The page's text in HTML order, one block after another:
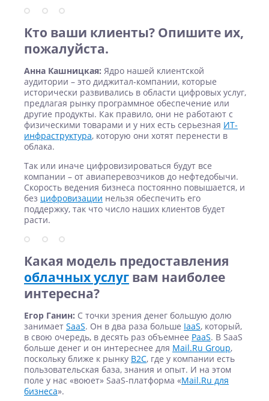
Кто ваши клиенты? Опишите их,
пожалуйста.
Анна Кашницкая: Ядро нашей клиентской
аудитории – это диджитал-компании, которые
исторически развивались в области цифровых услуг,
предлагая рынку программное обеспечение или
другие продукты. Как правило, они не работают с
физическими товарами и у них есть серьезная ИТ-
инфраструктура, которую они хотят перенести в
облака.
Так или иначе цифровизироваться будут все
компании – от авиаперевозчиков до нефтедобычи.
Скорость ведения бизнеса постоянно повышается, и
без цифровизации нельзя обеспечить его
поддержку, так что число наших клиентов будет
расти.
Какая модель предоставления
облачных услуг вам наиболее
интересна?
Егор Ганин: С точки зрения денег большую долю
занимает SaaS. Он в два раза больше IaaS, который,
в свою очередь, в десять раз объемнее PaaS. В SaaS
больше денег и он интереснее для Mail.Ru Group,
поскольку ближе к рынку В2С, где у компании есть
пользовательская база, знания и опыт. И на этом
поле у нас «воюет» SaaS-платформа «Mail.Ru для
бизнеса».